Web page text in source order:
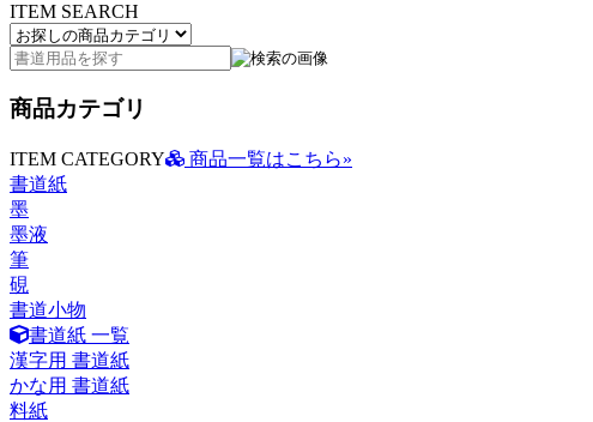
ITEM SEARCH
商品カテゴリ
ITEM CATEGORY
商品一覧はこちら»
書道紙
墨
墨液
筆
硯
書道小物
書道紙 一覧
漢字用 書道紙
かな用 書道紙
料紙